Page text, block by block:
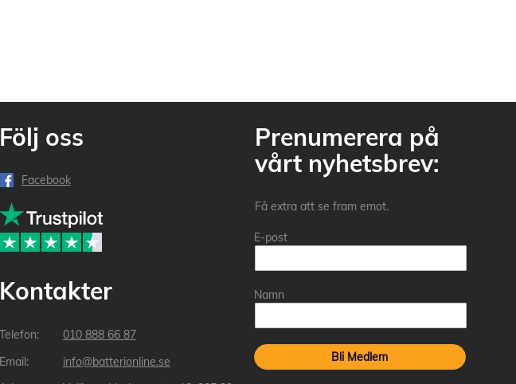
Följ oss
Facebook
Kontakter
010 888 66 87
info@batterionline.se
Prenumerera på
vårt nyhetsbrev:
Få extra att se fram emot.
E-post
Namn
Bli Medlem